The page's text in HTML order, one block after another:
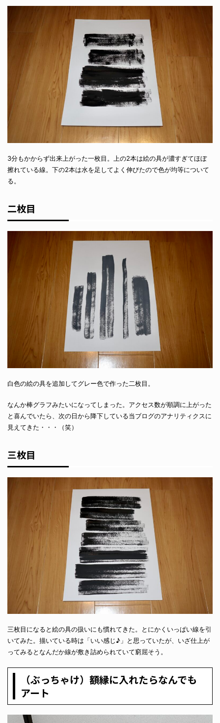
3分もかからず出来上がった一枚目。上の2本は絵の具が濃すぎてほぼ
擦れている線。下の2本は水を足してよく伸びたので色が均等について
る。
二枚目
白色の絵の具を追加してグレー色で作った二枚目。
なんか棒グラフみたいになってしまった。アクセス数が順調に上がった
と喜んでいたら、次の日から降下している当ブログのアナリティクスに
見えてきた・・・（笑）
三枚目
三枚目になると絵の具の扱いにも慣れてきた。とにかくいっぱい線を引
いてみた。描いている時は「いい感じ♪」と思っていたが、いざ仕上が
ってみるとなんだか線が敷き詰められていて窮屈そう。
（ぶっちゃけ）額縁に入れたらなんでも
アート